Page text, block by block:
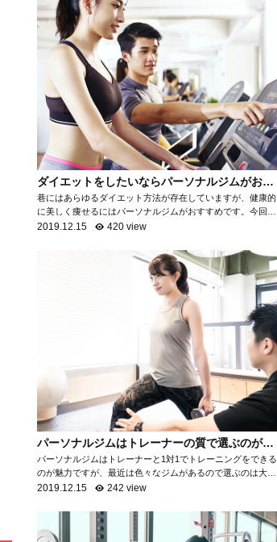
ダイエットをしたいならパーソナルジムがおす
すめ！
巷にはあらゆるダイエット方法が存在していますが、健康的
に美しく痩せるにはパーソナルジムがおすすめです。今回
は、なぜパーソナルジムがダイエットに最適なのかを項目ご
2019.12.15 420 view
パーソナルジムはトレーナーの質で選ぶのがお
すすめ！
パーソナルジムはトレーナーと1対1でトレーニングをできる
のが魅力ですが、最近は色々なジムがあるので選ぶのは大変
ですよね。パーソナルジムで満足ができるところを選ぶため
2019.12.15 242 view